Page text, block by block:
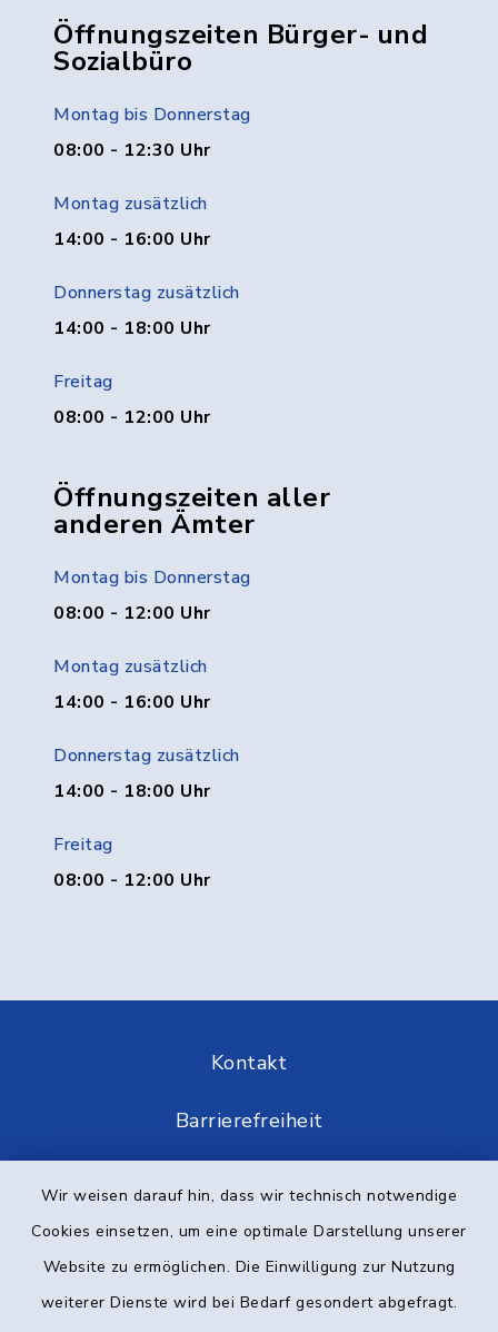
Wir weisen darauf hin, dass wir technisch notwendige
Cookies einsetzen, um eine optimale Darstellung unserer
Website zu ermöglichen. Die Einwilligung zur Nutzung
weiterer Dienste wird bei Bedarf gesondert abgefragt.
Öffnungszeiten Bürger- und
Sozialbüro
Montag bis Donnerstag
08:00 - 12:30 Uhr
Montag zusätzlich
14:00 - 16:00 Uhr
Donnerstag zusätzlich
14:00 - 18:00 Uhr
Freitag
08:00 - 12:00 Uhr
Öffnungszeiten aller
anderen Ämter
Montag bis Donnerstag
08:00 - 12:00 Uhr
Montag zusätzlich
14:00 - 16:00 Uhr
Donnerstag zusätzlich
14:00 - 18:00 Uhr
Freitag
08:00 - 12:00 Uhr
Kontakt
Barrierefreiheit
Impressum
Elektronische Kommunikation